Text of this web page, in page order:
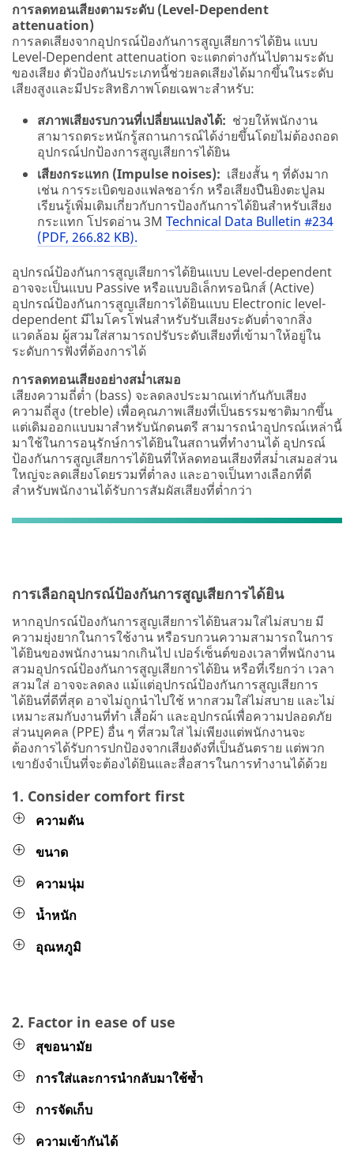
การลดทอนเสียงตามระดับ (Level-Dependent
attenuation)
การลดเสียงจากอุปกรณ์ป้องกันการสูญเสียการได้ยิน แบบ
Level-Dependent attenuation จะแตกต่างกันไปตามระดับ
ของเสียง ตัวป้องกันประเภทนี้ช่วยลดเสียงได้มากขึ้นในระดับ
เสียงสูงและมีประสิทธิภาพโดยเฉพาะสำหรับ:
สภาพเสียงรบกวนที่เปลี่ยนแปลงได้: ช่วยให้พนักงาน
สามารถตระหนักรู้สถานการณ์ได้ง่ายขึ้นโดยไม่ต้องถอด
อุปกรณ์ปกป้องการสูญเสียการได้ยิน
เสียงกระแทก (Impulse noises): เสียงสั้น ๆ ที่ดังมาก
เช่น การระเบิดของแฟลชอาร์ก หรือเสียงปืนยิงตะปูลม
เรียนรู้เพิ่มเติมเกี่ยวกับการป้องกันการได้ยินสำหรับเสียง
กระแทก โปรดอ่าน 3M Technical Data Bulletin #234
(PDF, 266.82 KB).
อุปกรณ์ป้องกันการสูญเสียการได้ยินแบบ Level-dependent
อาจจะเป็นแบบ Passive หรือแบบอิเล็กทรอนิกส์ (Active)
อุปกรณ์ป้องกันการสูญเสียการได้ยินแบบ Electronic level-
dependent มีไมโครโฟนสำหรับรับเสียงระดับต่ำจากสิ่ง
แวดล้อม ผู้สวมใส่สามารถปรับระดับเสียงที่เข้ามาให้อยู่ใน
ระดับการฟังที่ต้องการได้
การลดทอนเสียงอย่างสม่ำเสมอ
เสียงความถี่ต่ำ (bass) จะลดลงประมาณเท่ากันกับเสียง
ความถี่สูง (treble) เพื่อคุณภาพเสียงที่เป็นธรรมชาติมากขึ้น
แต่เดิมออกแบบมาสำหรับนักดนตรี สามารถนำอุปกรณ์เหล่านี้
มาใช้ในการอนุรักษ์การได้ยินในสถานที่ทำงานได้ อุปกรณ์
ป้องกันการสูญเสียการได้ยินที่ให้ลดทอนเสียงที่สม่ำเสมอส่วน
ใหญ่จะลดเสียงโดยรวมที่ต่ำลง และอาจเป็นทางเลือกที่ดี
สำหรับพนักงานได้รับการสัมผัสเสียงที่ต่ำกว่า
การเลือกอุปกรณ์ป้องกันการสูญเสียการได้ยิน
หากอุปกรณ์ป้องกันการสูญเสียการได้ยินสวมใส่ไม่สบาย มี
ความยุ่งยากในการใช้งาน หรือรบกวนความสามารถในการ
ได้ยินของพนักงานมากเกินไป เปอร์เซ็นต์ของเวลาที่พนักงาน
สวมอุปกรณ์ป้องกันการสูญเสียการได้ยิน หรือที่เรียกว่า เวลา
สวมใส่ อาจจะลดลง แม้แต่อุปกรณ์ป้องกันการสูญเสียการ
ได้ยินที่ดีที่สุด อาจไม่ถูกนำไปใช้ หากสวมใส่ไม่สบาย และไม่
เหมาะสมกับงานที่ทำ เสื้อผ้า และอุปกรณ์เพื่อความปลอดภัย
ส่วนบุคคล (PPE) อื่น ๆ ที่สวมใส่ ไม่เพียงแต่พนักงานจะ
ต้องการได้รับการปกป้องจากเสียงดังที่เป็นอันตราย แต่พวก
เขายังจำเป็นที่จะต้องได้ยินและสื่อสารในการทำงานได้ด้วย
1. Consider comfort first
ความดัน
ขนาด
ความนุ่ม
น้ำหนัก
อุณหภูมิ
2. Factor in ease of use
สุขอนามัย
การใส่และการนำกลับมาใช้ซ้ำ
การจัดเก็บ
ความเข้ากันได้